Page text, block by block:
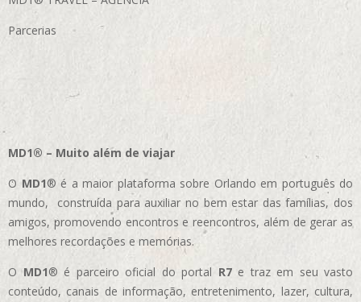
Parcerias
MD1® – Muito além de viajar
O MD1® é a maior plataforma sobre Orlando em português do
mundo, construída para auxiliar no bem estar das famílias, dos
amigos, promovendo encontros e reencontros, além de gerar as
melhores recordações e memórias.
OMD1® é parceiro oficial do portal R7e traz em seu vasto
conteúdo, canais de informação, entretenimento, lazer, cultura,